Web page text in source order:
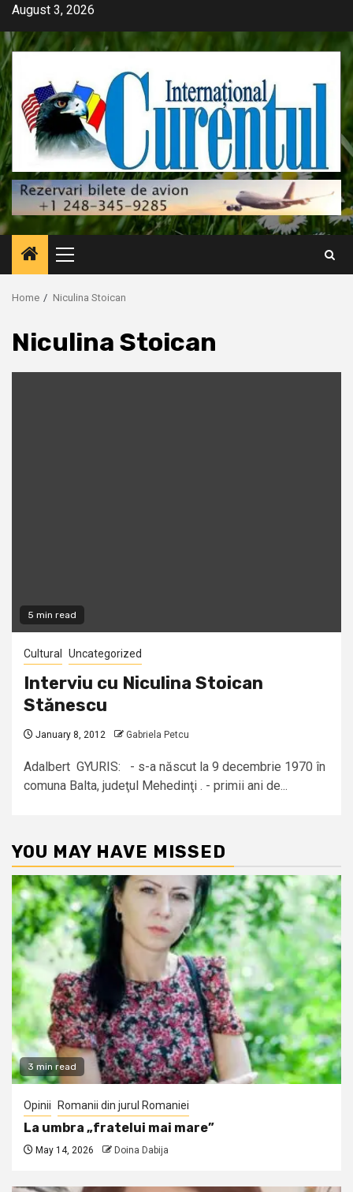
Skip
content
August 3, 2026
Primary
Menu
Home Niculina Stoican
Niculina Stoican
5 min read
Cultural Uncategorized
Interviu cu Niculina Stoican
Stănescu
January 8, 2012 Gabriela Petcu
Adalbert GYURIS: - s-a născut la 9 decembrie 1970 în
comuna Balta, judeţul Mehedinţi . - primii ani de...
YOU MAY HAVE MISSED
3 min read
Opinii Romanii din jurul Romaniei
La umbra „fratelui mai mare”
May 14, 2026 Doina Dabija